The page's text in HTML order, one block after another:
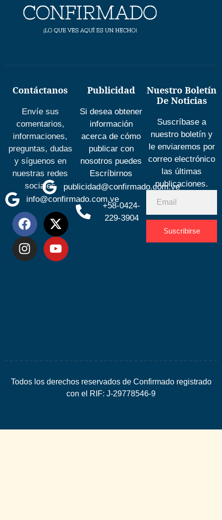
Contáctanos
Envíe sus
comentarios,
informaciones,
preguntas, dudas
y síguenos en
nuestras redes
sociales
info@confirmado.com.ve
Publicidad
Si desea obtener
información
acerca de cómo
publicar con
nosotros puedes
Escríbirnos
publicidad@confirmado.com.ve
+58-0424-
229-3904
Nuestro Boletín
De Noticias
Suscríbase a
nuestro boletín y
le enviaremos por
correo electrónico
las últimas
publicaciones.
Suscribirse
Todos los derechos reservados de Confirmado registrado
con el RIF: J-29778546-9